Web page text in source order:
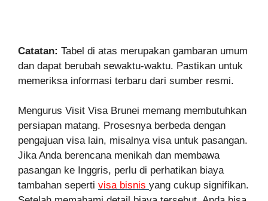
Catatan: Tabel di atas merupakan gambaran umum
dan dapat berubah sewaktu-waktu. Pastikan untuk
memeriksa informasi terbaru dari sumber resmi.
Mengurus Visit Visa Brunei memang membutuhkan
persiapan matang. Prosesnya berbeda dengan
pengajuan visa lain, misalnya visa untuk pasangan.
Jika Anda berencana menikah dan membawa
pasangan ke Inggris, perlu di perhatikan biaya
tambahan seperti visa bisnis yang cukup signifikan.